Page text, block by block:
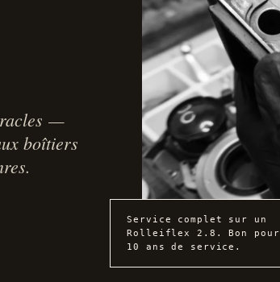
—
boîtiers
Service complet sur un
Rolleiflex 2.8. Bon pour
10 ans de service.